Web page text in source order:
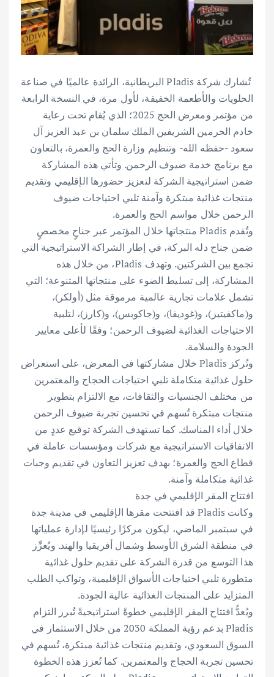
تُشارك شركة Pladis البريطانية، الرائدة عالميًا في صناعة
الحلويات والأطعمة الخفيفة، لأول مرة، في النسخة الرابعة
من مؤتمر ومعرض الحج 2025؛ الذي يُقام تحت رعاية
خادم الحرمين الشريفين الملك سلمان بن عبد العزيز آل
سعود -حفظه الله- وتنظيم وزارة الحج والعمرة، بالتعاون
مع برنامج خدمة ضيوف الرحمن. وتأتي هذه المشاركة
ضمن استراتيجية الشركة لتعزيز حضورها الإقليمي وتقديم
منتجات غذائية مبتكرة وآمنة تلبي احتياجات ضيوف
الرحمن خلال مواسم الحج والعمرة.
وتُقدم Pladis منتجاتها خلال المؤتمر عبر جناحٍ مخصصٍ
ضمن جناح دله البركة، في إطار الشراكة الاستراتيجية التي
تجمع بين الشركتين. وتهدف Pladis، من خلال هذه
المشاركة، إلى تسليط الضوء على منتجاتها المتنوعة؛ التي
تشمل علامات تجارية عالمية مرموقة مثل (أولكر)،
و(ماكفيتيز)، و(غوديفا)، و(جاكوبس)، و(كارز)، لتلبية
الاحتياجات الغذائية لضيوف الرحمن؛ وفقًا لأعلى معايير
الجودة والسلامة.
وتُركز Pladis خلال مشاركتها في المعرض، على استعراض
حلول غذائية متكاملة تلبي احتياجات الحجاج والمعتمرين
من مختلف الجنسيات والثقافات، مع الالتزام بتطوير
منتجات مبتكرة تُسهم في تحسين تجربة ضيوف الرحمن
خلال أداء المناسك. كما تستهدف الشركة توقيع عددٍ من
الاتفاقيات الاستراتيجية مع شركات ومؤسسات عاملة في
قطاع الحج والعمرة؛ بهدف تعزيز التعاون في تقديم وجبات
غذائية متكاملة وآمنة.
افتتاح المقر الإقليمي في جدة
وكانت Pladis قد افتتحت مقرها الإقليمي في مدينة جدة
في سبتمبر الماضي، ليكون مركزًا رئيسيًا لإدارة عملياتها
في منطقة الشرق الأوسط وشمال أفريقيا والهند. ويُعزِّز
هذا التوسع من قدرة الشركة على تقديم حلول غذائية
متطورة تلبي احتياجات الأسواق الإقليمية، وتواكب الطلب
المتزايد على المنتجات الغذائية عالية الجودة.
ويُعدُّ افتتاح المقر الإقليمي خطوةً استراتيجيةً تُبرز التزام
Pladis بدعم رؤية المملكة 2030 من خلال الاستثمار في
السوق السعودي، وتقديم منتجات غذائية مبتكرة، تُسهم في
تحسين تجربة الحجاج والمعتمرين. كما تُعزز هذه الخطوة